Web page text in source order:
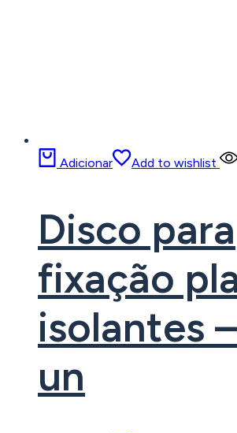
Adicionar Add to wishlist
Disco para
fixação
isolantes
un